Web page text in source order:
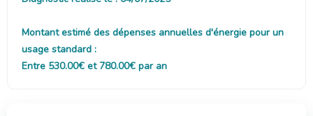
Montant estimé des dépenses annuelles d'énergie pour un
usage standard :
Entre 530.00€ et 780.00€ par an